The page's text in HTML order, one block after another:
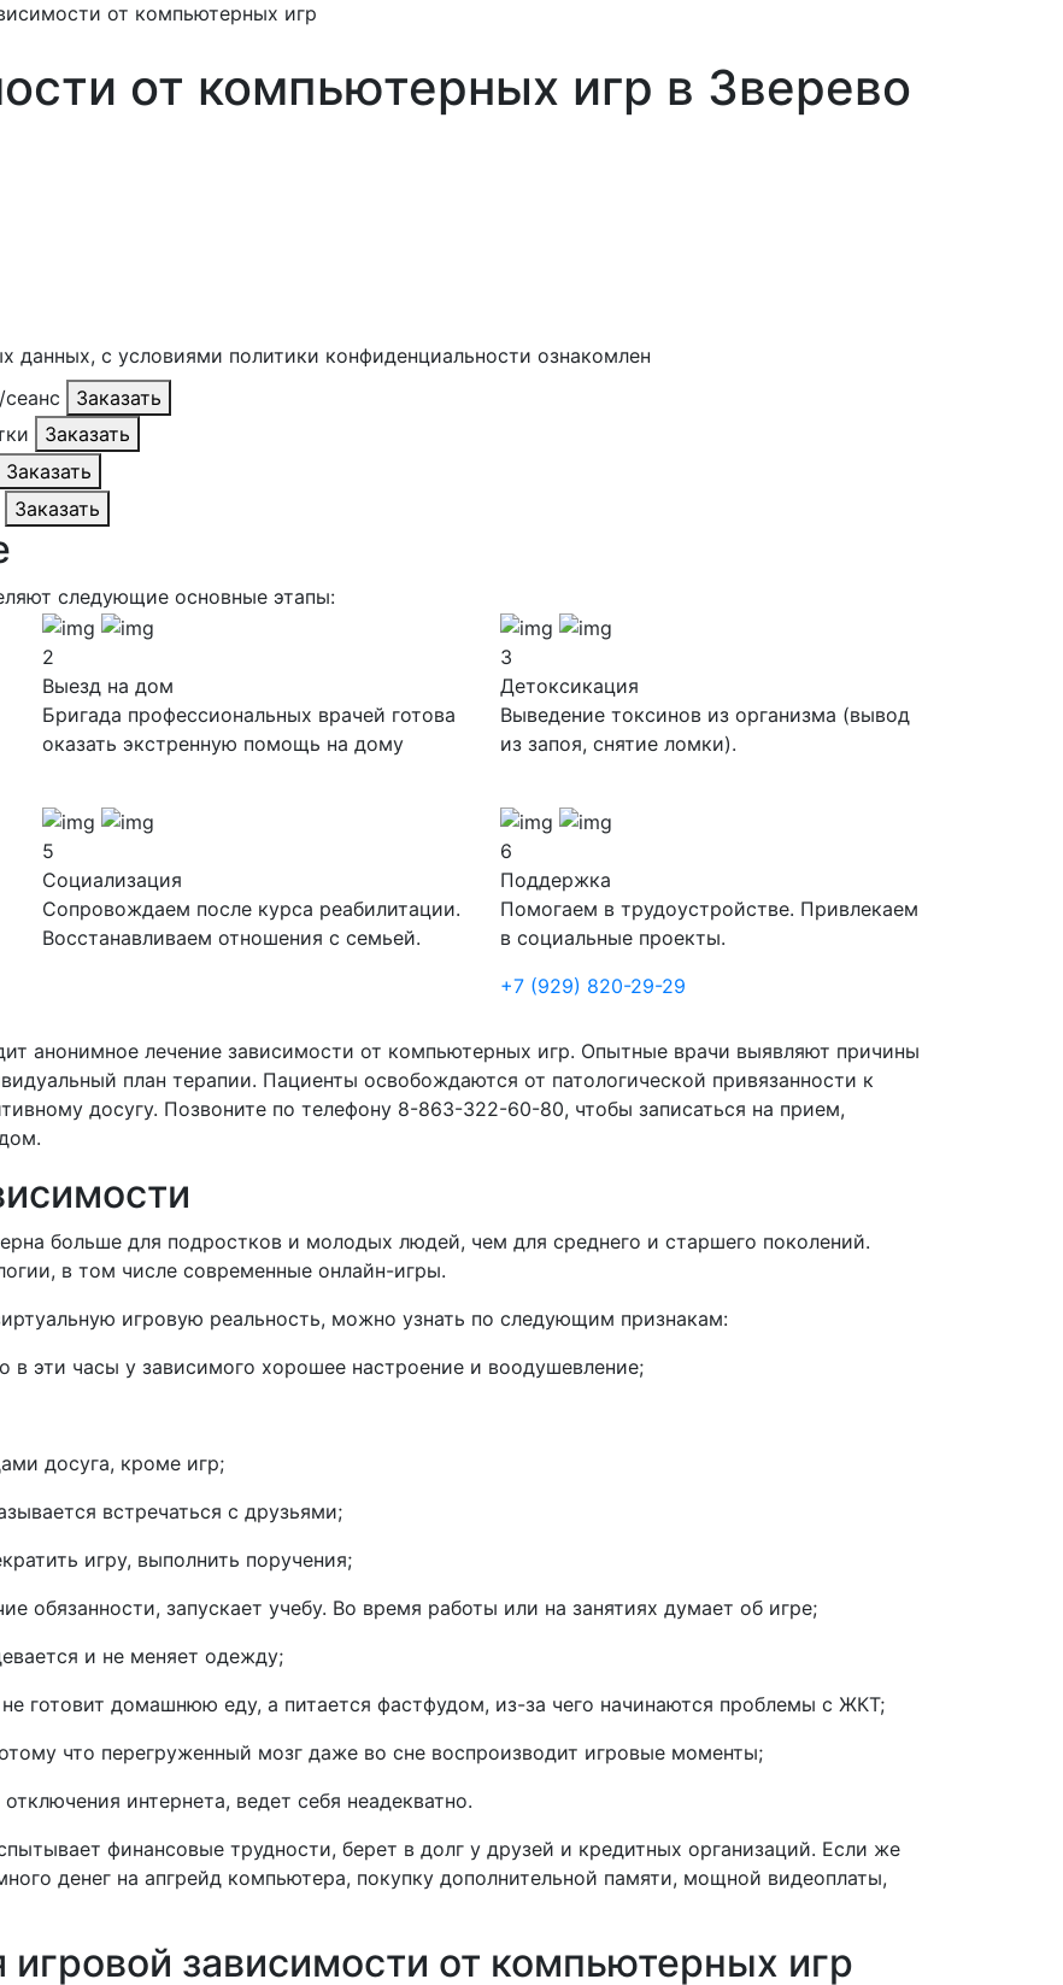
от компьютерных игр
от компьютерных игр в Зверево
данных, с условиями политики конфиденциальности ознакомлен
Заказать
Заказать
Заказать
Заказать
следующие основные этапы:
2
Выезд на дом
Бригада профессиональных врачей готова
оказать экстренную помощь на дому
3
Детоксикация
Выведение токсинов из организма (вывод
из запоя, снятие ломки).
5
Социализация
Сопровождаем после курса реабилитации.
Восстанавливаем отношения с семьей.
6
Поддержка
Помогаем в трудоустройстве. Привлекаем
в социальные проекты.
+7 (929) 820-29-29
анонимное лечение зависимости от компьютерных игр. Опытные врачи выявляют причины
план терапии. Пациенты освобождаются от патологической привязанности к
досугу. Позвоните по телефону 8-863-322-60-80, чтобы записаться на прием,
больше для подростков и молодых людей, чем для среднего и старшего поколений.
в том числе современные онлайн-игры.
игровую реальность, можно узнать по следующим признакам:
в эти часы у зависимого хорошее настроение и воодушевление;
досуга, кроме игр;
встречаться с друзьями;
игру, выполнить поручения;
обязанности, запускает учебу. Во время работы или на занятиях думает об игре;
и не меняет одежду;
готовит домашнюю еду, а питается фастфудом, из-за чего начинаются проблемы с ЖКТ;
что перегруженный мозг даже во сне воспроизводит игровые моменты;
интернета, ведет себя неадекватно.
финансовые трудности, берет в долг у друзей и кредитных организаций. Если же
денег на апгрейд компьютера, покупку дополнительной памяти, мощной видеоплаты,
зависимости от компьютерных игр